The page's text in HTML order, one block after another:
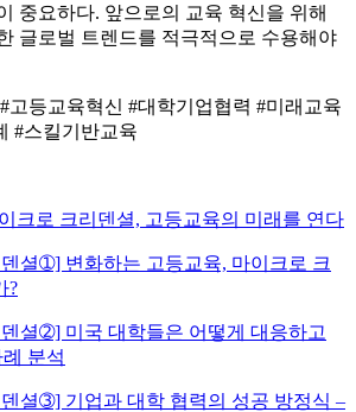
중요하다. 앞으로의 교육 혁신을 위해
글로벌 트렌드를 적극적으로 수용해야
고등교육혁신 #대학기업협력 #미래교육
#스킬기반교육
크로 크리덴셜, 고등교육의 미래를 연다
셜➀] 변화하는 고등교육, 마이크로 크
?
셜➁] 미국 대학들은 어떻게 대응하고
분석
셜➂] 기업과 대학 협력의 성공 방정식 –